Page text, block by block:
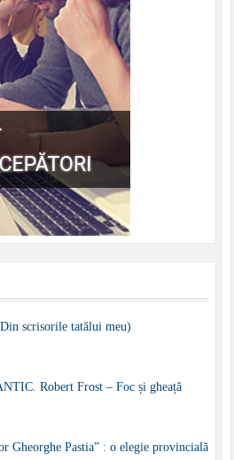
scrisorile tatălui meu)
Robert Frost – Foc și gheață
Gheorghe Pastia” : o elegie provincială